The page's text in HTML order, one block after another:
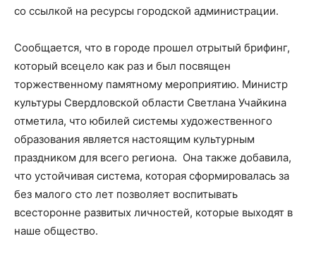
со ссылкой на ресурсы городской администрации.
Сообщается, что в городе прошел отрытый брифинг,
который всецело как раз и был посвящен
торжественному памятному мероприятию. Министр
культуры Свердловской области Светлана Учайкина
отметила, что юбилей системы художественного
образования является настоящим культурным
праздником для всего региона. Она также добавила,
что устойчивая система, которая сформировалась за
без малого сто лет позволяет воспитывать
всесторонне развитых личностей, которые выходят в
наше общество.